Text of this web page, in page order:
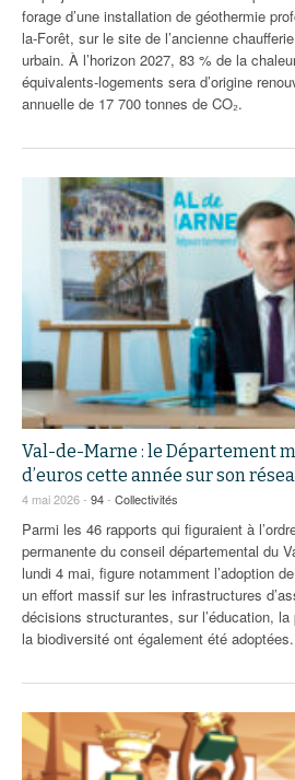
forage d’une installation de géothermie
la-Forêt, sur le site de l’ancienne
urbain. À l’horizon 2027, 83 % de la
équivalents-logements sera d’origine
annuelle de 17 700 tonnes de CO₂.
Val-de-Marne : le Département
d’euros cette année sur son
4 mai 2026 - 94- Collectivités
Parmi les 46 rapports qui figuraient à
permanente du conseil départemental du
lundi 4 mai, figure notamment l’adoption
un effort massif sur les infrastructures
décisions structurantes, sur l’éducation, la
la biodiversité ont également été adoptées.